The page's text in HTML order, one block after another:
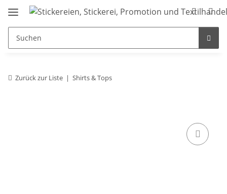
Zurück zur Liste Shirts & Tops